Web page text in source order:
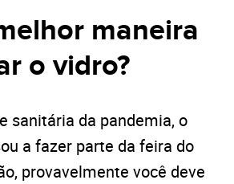
maneira
o vidro?
sanitária da pandemia, o
a fazer parte da feira do
provavelmente você deve